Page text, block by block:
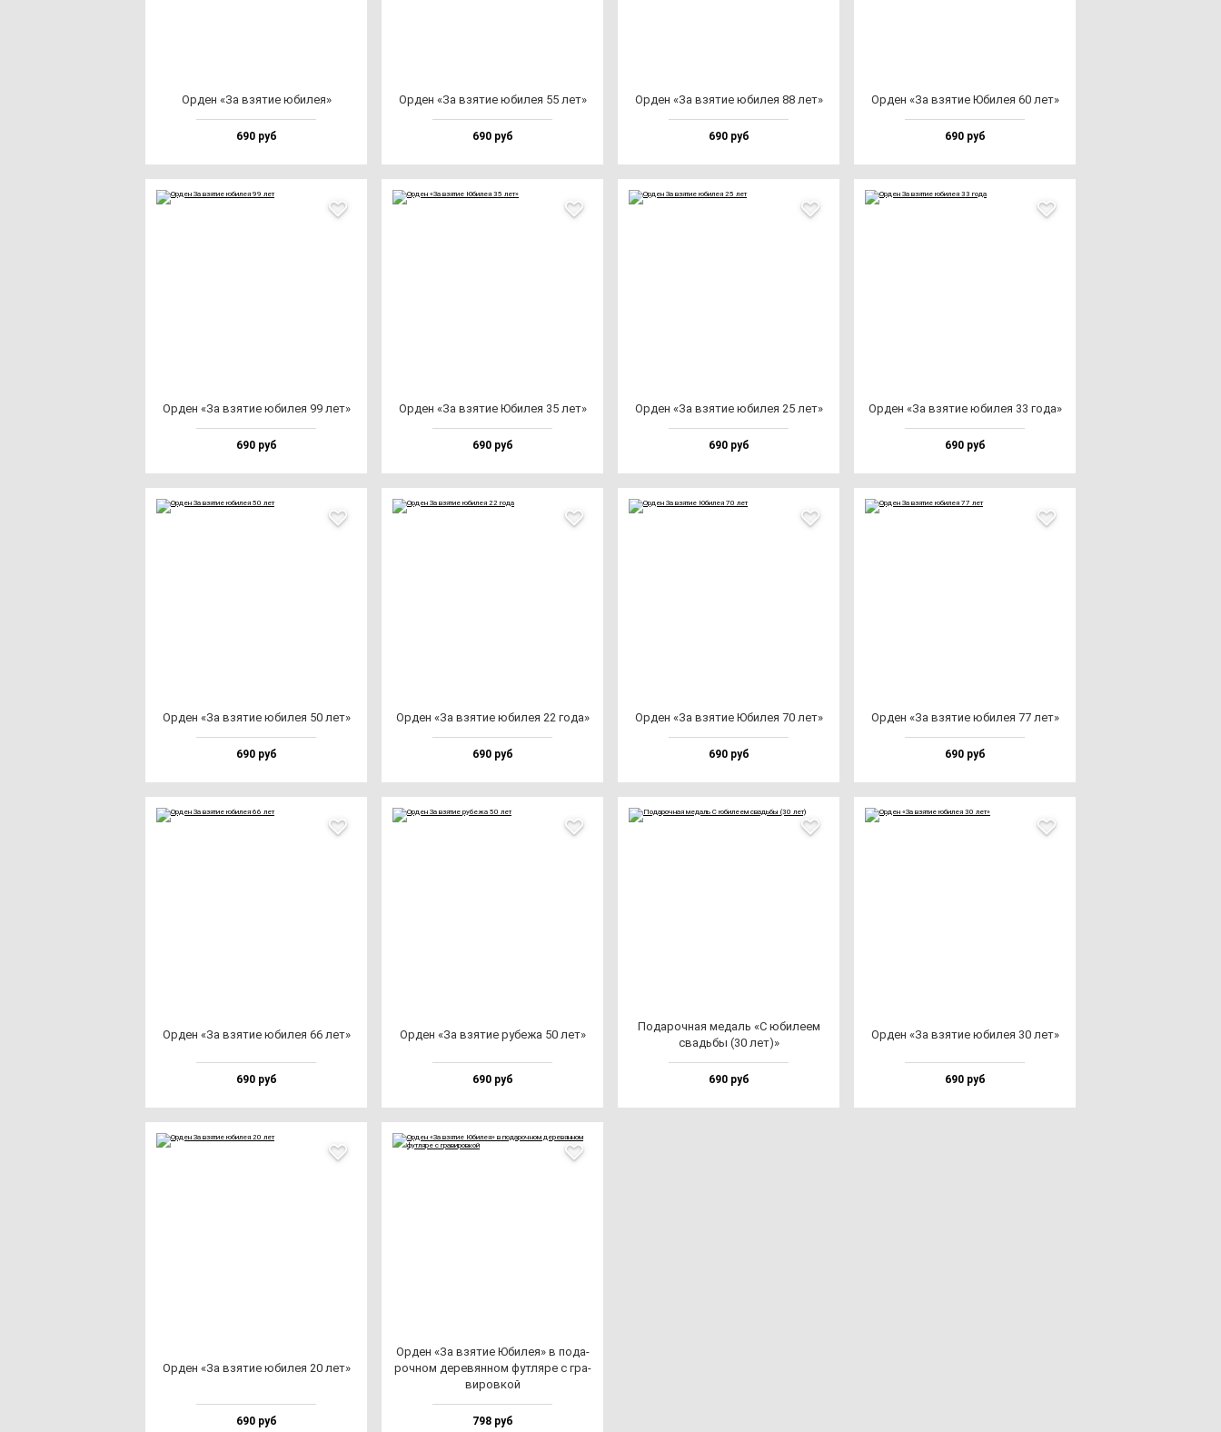
Орден «За взя­тие юби­лея»
690 руб
Орден «За взя­тие юби­лея 55 лет»
690 руб
Орден «За взя­тие юби­лея 88 лет»
690 руб
Орден «За взя­тие Юби­лея 60 лет»
690 руб
Орден «За взя­тие юби­лея 99 лет»
690 руб
Орден «За взя­тие Юби­лея 35 лет»
690 руб
Орден «За взя­тие юби­лея 25 лет»
690 руб
Орден «За взя­тие юби­лея 33 го­да»
690 руб
Орден «За взя­тие юби­лея 50 лет»
690 руб
Орден «За взя­тие юби­лея 22 го­да»
690 руб
Орден «За взя­тие Юби­лея 70 лет»
690 руб
Орден «За взя­тие юби­лея 77 лет»
690 руб
Орден «За взя­тие юби­лея 66 лет»
690 руб
Орден «За взя­тие ру­бе­жа 50 лет»
690 руб
Пода­роч­ная ме­даль «С юби­ле­ем
свадь­бы (30 лет)»
690 руб
Орден «За взя­тие юби­лея 30 лет»
690 руб
Орден «За взя­тие юби­лея 20 лет»
690 руб
Орден «За взя­тие Юби­лея» в по­да­
роч­ном де­ре­вян­ном фут­ля­ре с гра­
ви­ров­кой
798 руб